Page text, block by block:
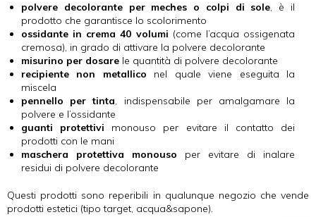
polvere decolorante per meches o colpi di sole, è il
prodotto che garantisce lo scolorimento
ossidante in crema 40 volumi (come l’acqua ossigenata
cremosa), in grado di attivare la polvere decolorante
misurino per dosare le quantità di polvere decolorante
recipiente non metallico nel quale viene eseguita la
miscela
pennello per tinta, indispensabile per amalgamare la
polvere e l’ossidante
guanti protettivi monouso per evitare il contatto dei
prodotti con le mani
maschera protettiva monouso per evitare di inalare
residui di polvere decolorante
Questi prodotti sono reperibili in qualunque negozio che vende
prodotti estetici (tipo target, acqua&sapone).